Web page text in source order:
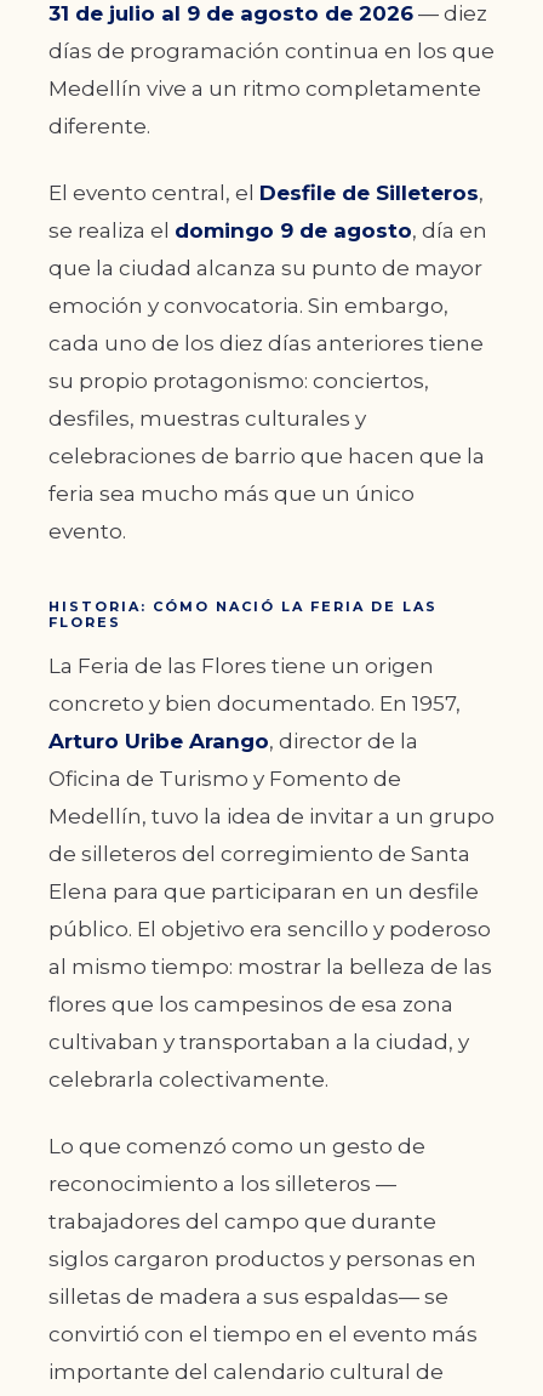
31 de julio al 9 de agosto de 2026 — diez
días de programación continua en los que
Medellín vive a un ritmo completamente
diferente.
El evento central, el Desfile de Silleteros,
se realiza el domingo 9 de agosto, día en
que la ciudad alcanza su punto de mayor
emoción y convocatoria. Sin embargo,
cada uno de los diez días anteriores tiene
su propio protagonismo: conciertos,
desfiles, muestras culturales y
celebraciones de barrio que hacen que la
feria sea mucho más que un único
evento.
HISTORIA: CÓMO NACIÓ LA FERIA DE LAS
FLORES
La Feria de las Flores tiene un origen
concreto y bien documentado. En 1957,
Arturo Uribe Arango, director de la
Oficina de Turismo y Fomento de
Medellín, tuvo la idea de invitar a un grupo
de silleteros del corregimiento de Santa
Elena para que participaran en un desfile
público. El objetivo era sencillo y poderoso
al mismo tiempo: mostrar la belleza de las
flores que los campesinos de esa zona
cultivaban y transportaban a la ciudad, y
celebrarla colectivamente.
Lo que comenzó como un gesto de
reconocimiento a los silleteros —
trabajadores del campo que durante
siglos cargaron productos y personas en
silletas de madera a sus espaldas— se
convirtió con el tiempo en el evento más
importante del calendario cultural de